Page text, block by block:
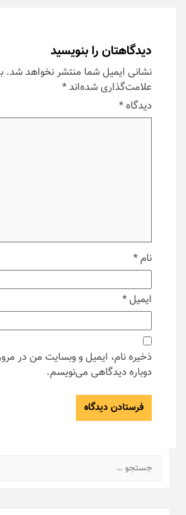
دیدگاهتان را بنویسید
نشانی ایمیل شما منتشر نخواهد شد.
علامت‌گذاری شده‌اند*
دیدگاه*
نام*
ایمیل*
ذخیره نام، ایمیل و وبسایت من در
دوباره دیدگاهی می‌نویسم.
برای: